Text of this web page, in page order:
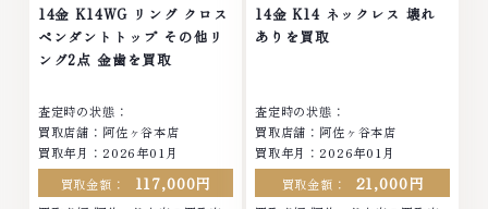
実現しており、他店ではお値段の
付かなかったお品物でも、一点一
点丁寧に無料で査定します。お気
軽にご連絡ください。TEL:
～19:00定休日: 年中無休
店ではお値段の付かなかったお品
物でも、一点一点丁寧に無料で査
無休
14金 K14WG リング クロス
ペンダントトップ その他リ
ング2点 金歯を買取
査定時の状態：
買取店舗：阿佐ヶ谷本店
買取年月：2026年01月
買取金額：
117,000円
14金 K14 ネックレス 壊れ
ありを買取
査定時の状態：
買取店舗：阿佐ヶ谷本店
買取年月：2026年01月
買取金額：
21,000円